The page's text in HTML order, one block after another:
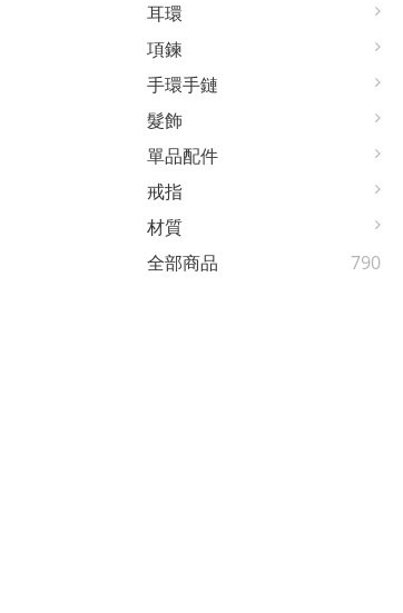
耳環
項鍊
手環手鏈
髮飾
單品配件
戒指
材質
全部商品
790